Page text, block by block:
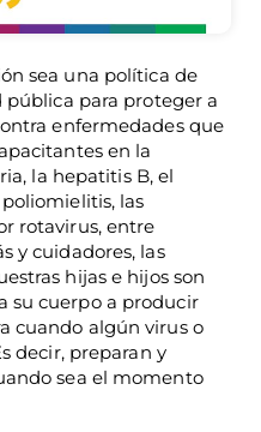
sea una política de
para proteger a
enfermedades que
en la
la hepatitis B, el
las
rotavirus, entre
y cuidadores, las
hijas e hijos son
su cuerpo a producir
cuando algún virus o
decir, preparan y
sea el momento